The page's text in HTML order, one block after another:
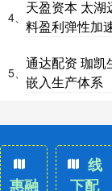
4、
天盈资本 太
料盈利弹性加
5、
通达配资 珈凯
嵌入生产体系
惠融
线
下配